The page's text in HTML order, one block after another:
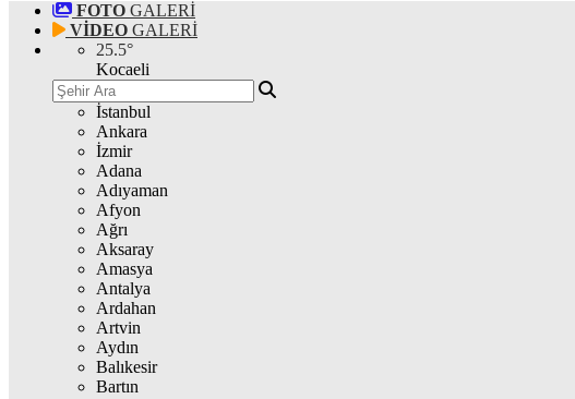
FOTO GALERİ
VİDEO GALERİ
25.5°
Kocaeli
İstanbul
Ankara
İzmir
Adana
Adıyaman
Afyon
Ağrı
Aksaray
Amasya
Antalya
Ardahan
Artvin
Aydın
Balıkesir
Bartın